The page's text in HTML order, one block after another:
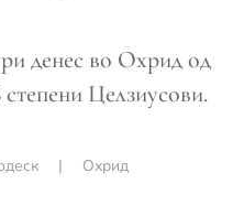
денес во Охрид од
степени Целзиусови.
| Охрид